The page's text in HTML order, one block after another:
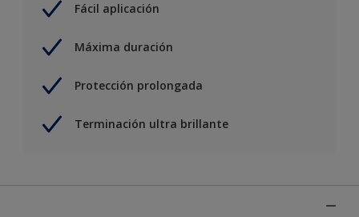
Fácil aplicación
Máxima duración
Protección prolongada
Terminación ultra brillante